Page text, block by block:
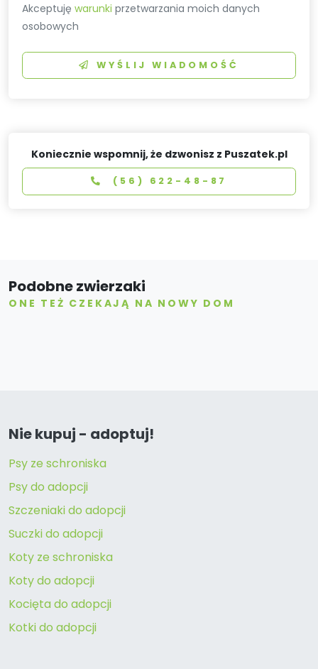
Akceptujęwarunki przetwarzania moich danych
osobowych
WYŚLIJ WIADOMOŚĆ
Koniecznie wspomnij, że dzwonisz z Puszatek.pl
(56) 622-48-87
Podobne zwierzaki
ONE TEŻ CZEKAJĄ NA NOWY DOM
Nie kupuj - adoptuj!
Psy ze schroniska
Psy do adopcji
Szczeniaki do adopcji
Suczki do adopcji
Koty ze schroniska
Koty do adopcji
Kocięta do adopcji
Kotki do adopcji